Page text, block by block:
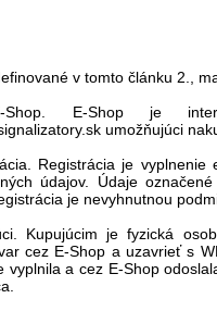
v tomto článku 2.,
E-Shop je
umožňujúci
Registrácia je vyplnenie
údajov. Údaje
je nevyhnutnou
Kupujúcim je fyzická
cez E-Shop a uzavrieť s
vyplnila a cez E-Shop